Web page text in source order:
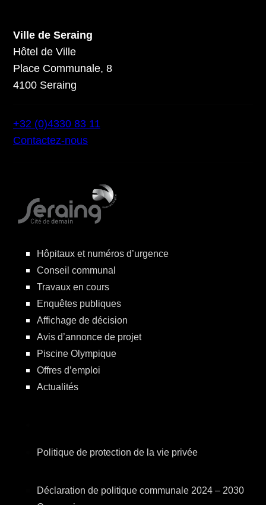
Ville de Seraing
Hôtel de Ville
Place Communale, 8
4100 Seraing
+32 (0)4330 83 11
Contactez-nous
Hôpitaux et numéros d’urgence
Conseil communal
Travaux en cours
Enquêtes publiques
Affichage de décision
Avis d’annonce de projet
Piscine Olympique
Offres d’emploi
Actualités
Politique de protection de la vie privée
Déclaration de politique communale 2024 – 2030